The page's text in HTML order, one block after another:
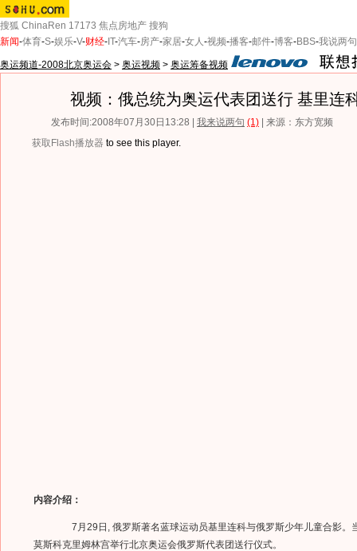
搜狐 ChinaRen 17173 焦点房地产 搜狗
新闻-体育-S-娱乐-V-财经- IT-汽车-房产-家居-女人-视频-播客-邮件-博客-BBS-我说两句
奥运频道-2008北京奥运会 > 奥运视频 > 奥运筹备视频
视频：俄总统为奥运代表团送行 基里连
发布时间:2008年07月30日13:28 | 我来说两句 (1) | 来源：东方宽频
获取Flash播放器 to see this player.
内容介绍：
7月29日, 俄罗斯著名蓝球运动员基里连科与俄罗斯少年儿童合影。
莫斯科克里姆林宫举行北京奥运会俄罗斯代表团送行仪式。